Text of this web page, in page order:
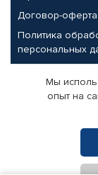
Договор-оферта
Политика
персональных
Партнерам
Корпоративным
Поставщикам
Мы
опыт на